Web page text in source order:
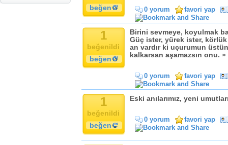
Zaman
beğen
0 yorum favori yap
1
beğenildi
beğen
Birini sevmeye, koyulmak
Güç ister, yürek ister,
an vardır ki uçurumun
kalkarsan aşamazsın onu. »
0 yorum favori yap
1
beğenildi
beğen
Eski anılarımız, yeni
0 yorum favori yap